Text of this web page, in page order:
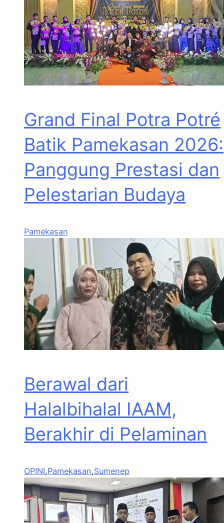
Grand Final Potra Potré
Batik Pamekasan 2026:
Panggung Prestasi dan
Pelestarian Budaya
Pamekasan
Berawal dari
Halalbihalal IAAM,
Berakhir di Pelaminan
OPINI,Pamekasan,Sumenep